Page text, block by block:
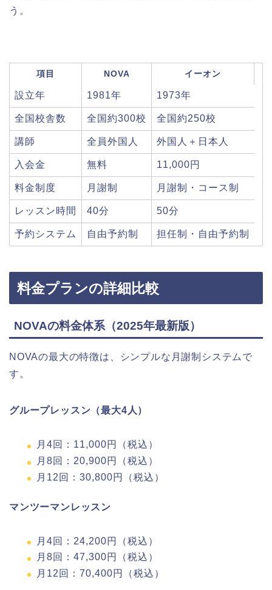
う。
項目 NOVA イーオン
設立年 1981年 1973年
全国校舎数 全国約300校 全国約250校
講師 全員外国人 外国人＋日本人
入会金 無料 11,000円
料金制度 月謝制 月謝制・コース制
レッスン時間 40分 50分
予約システム 自由予約制 担任制・自由予約制
料金プランの詳細比較
NOVAの料金体系（2025年最新版）
NOVAの最大の特徴は、シンプルな月謝制システムで
す。
グループレッスン（最大4人）
月4回：11,000円（税込）
月8回：20,900円（税込）
月12回：30,800円（税込）
マンツーマンレッスン
月4回：24,200円（税込）
月8回：47,300円（税込）
月12回：70,400円（税込）